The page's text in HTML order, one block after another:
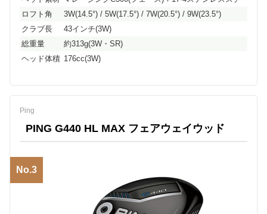
ロフト角
3W(14.5°) / 5W(17.5°) / 7W(20.5°) / 9W(23.5°)
クラブ長
43インチ(3W)
総重量
約313g(3W・SR)
ヘッド体積 176cc(3W)
Ping
PING G440 HL MAX フェアウェイウッド
No.3